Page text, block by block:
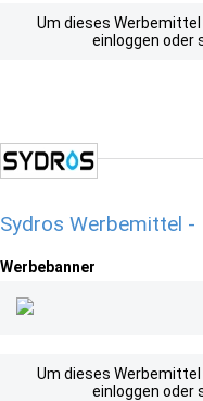
Um dieses
einloggen oder
Sydros Werbemittel -
Werbebanner
Um dieses
einloggen oder